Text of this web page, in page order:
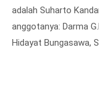
adalah Suharto
anggotanya: Darma
Hidayat Bungasawa,